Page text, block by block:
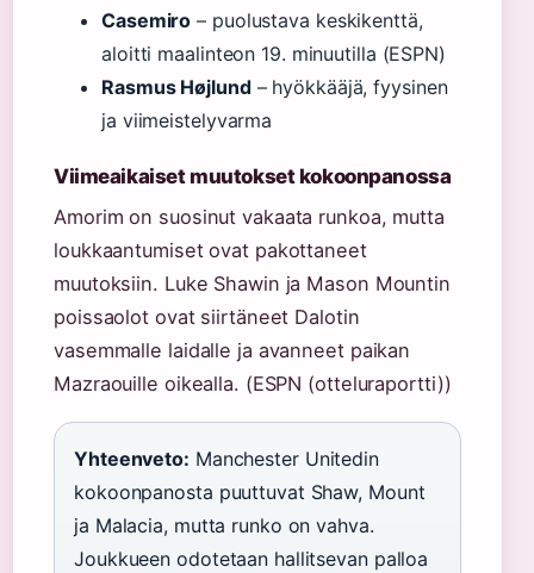
Casemiro – puolustava keskikenttä,
aloitti maalinteon 19. minuutilla (ESPN)
Rasmus Højlund– hyökkääjä, fyysinen
ja viimeistelyvarma
Viimeaikaiset muutokset kokoonpanossa
Amorim on suosinut vakaata runkoa, mutta
loukkaantumiset ovat pakottaneet
muutoksiin. Luke Shawin ja Mason Mountin
poissaolot ovat siirtäneet Dalotin
vasemmalle laidalle ja avanneet paikan
Mazraouille oikealla. (ESPN (otteluraportti))
Yhteenveto: Manchester Unitedin
kokoonpanosta puuttuvat Shaw, Mount
ja Malacia, mutta runko on vahva.
Joukkueen odotetaan hallitsevan palloa